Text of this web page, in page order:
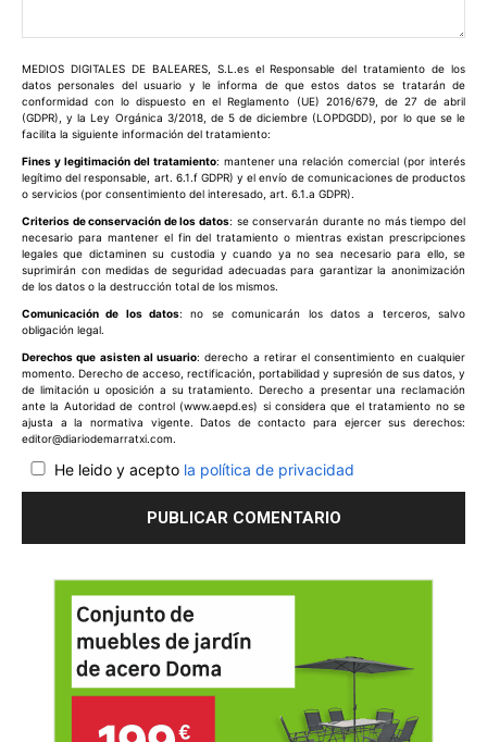
MEDIOS DIGITALES DE BALEARES, S.L.es el Responsable del tratamiento de los
datos personales del usuario y le informa de que estos datos se tratarán de
conformidad con lo dispuesto en el Reglamento (UE) 2016/679, de 27 de abril
(GDPR), y la Ley Orgánica 3/2018, de 5 de diciembre (LOPDGDD), por lo que se le
facilita la siguiente información del tratamiento:
Fines y legitimación del tratamiento: mantener una relación comercial (por interés
legítimo del responsable, art. 6.1.f GDPR) y el envío de comunicaciones de productos
o servicios (por consentimiento del interesado, art. 6.1.a GDPR).
Criterios de conservación de los datos: se conservarán durante no más tiempo del
necesario para mantener el fin del tratamiento o mientras existan prescripciones
legales que dictaminen su custodia y cuando ya no sea necesario para ello, se
suprimirán con medidas de seguridad adecuadas para garantizar la anonimización
de los datos o la destrucción total de los mismos.
Comunicación de los datos: no se comunicarán los datos a terceros, salvo
obligación legal.
Derechos que asisten al usuario: derecho a retirar el consentimiento en cualquier
momento. Derecho de acceso, rectificación, portabilidad y supresión de sus datos, y
de limitación u oposición a su tratamiento. Derecho a presentar una reclamación
ante la Autoridad de control (www.aepd.es) si considera que el tratamiento no se
ajusta a la normativa vigente. Datos de contacto para ejercer sus derechos:
editor@diariodemarratxi.com.
He leido y acepto la política de privacidad